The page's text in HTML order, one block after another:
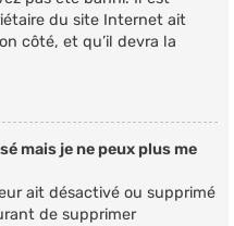
du site Internet ait
côté, et qu’il devra la
mais je ne peux plus me
ait désactivé ou supprimé
de supprimer